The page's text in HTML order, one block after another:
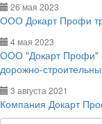
26 мая 2023
ООО Докарт Профи
4 мая 2023
ООО "Докарт Профи"
дорожно-
3 августа 2021
Компания Докарт